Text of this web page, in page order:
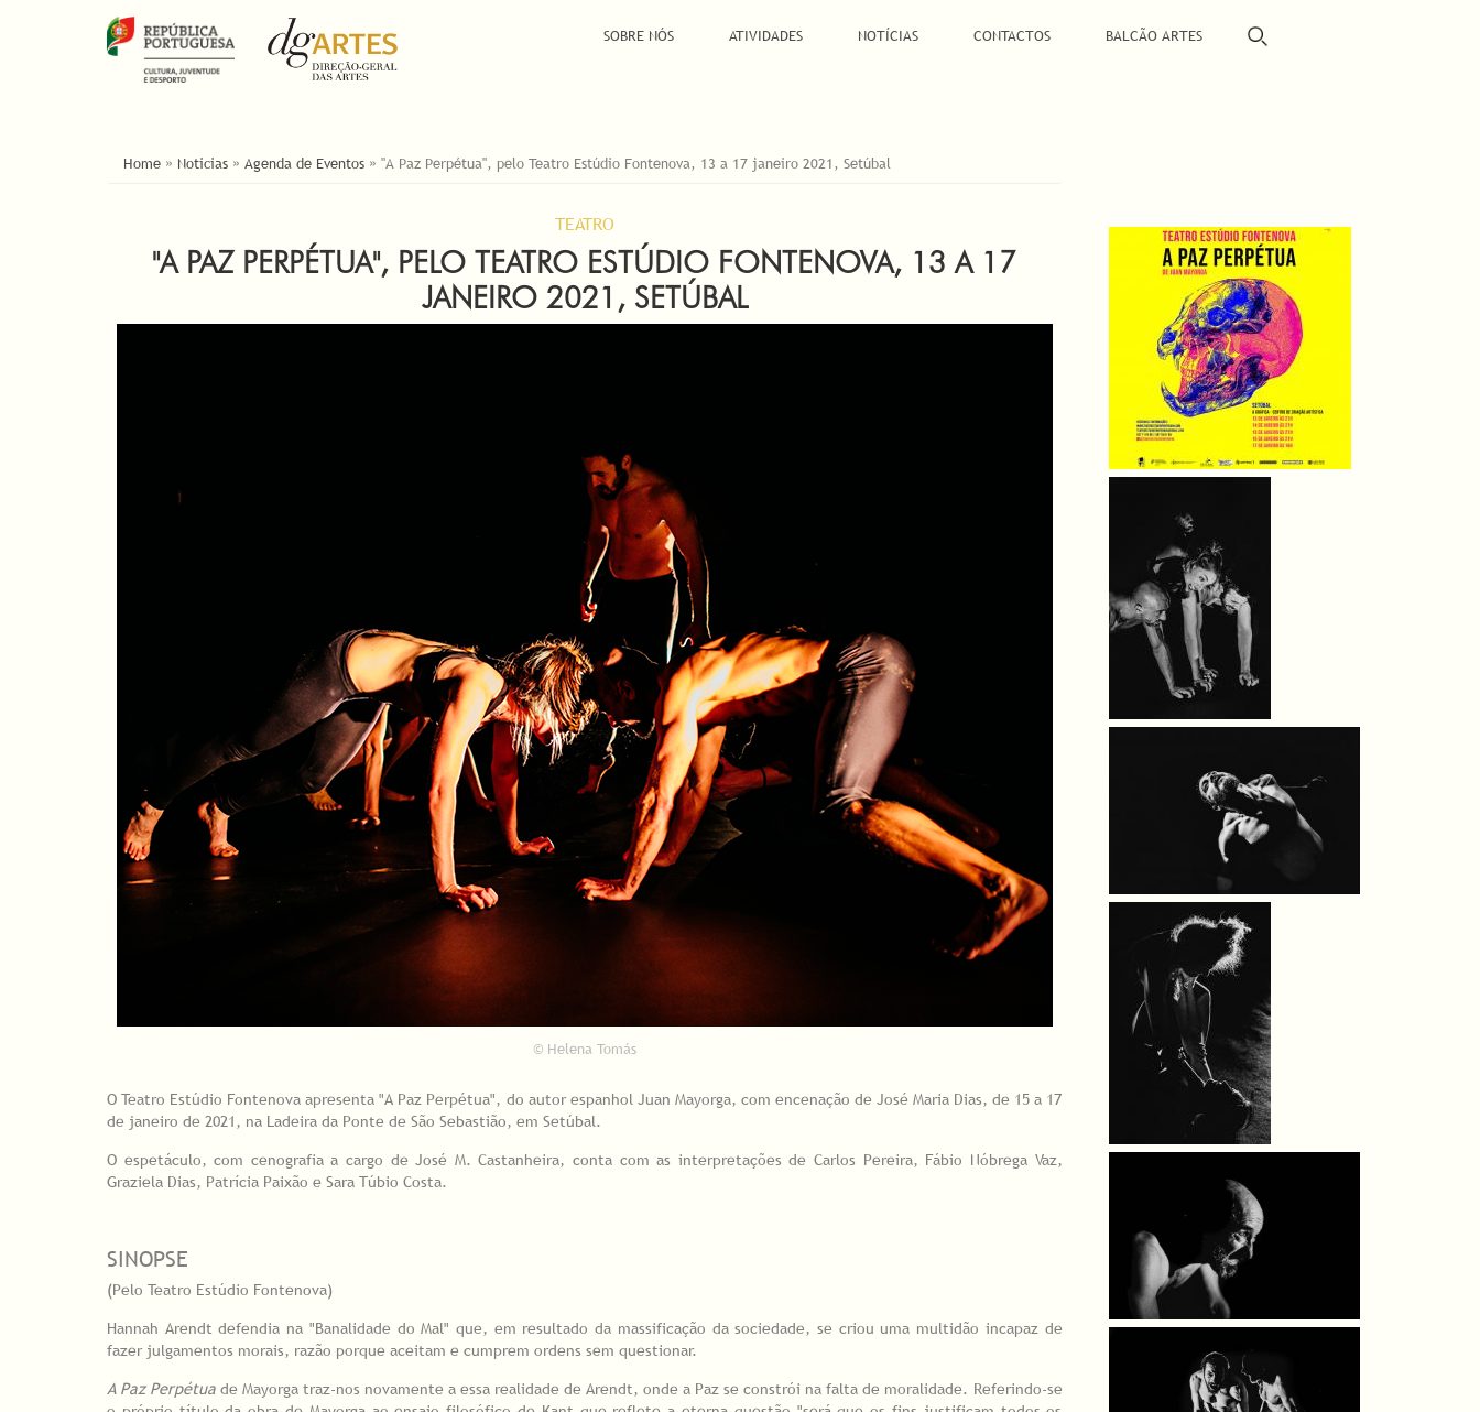
SOBRE NÓS ATIVIDADES NOTÍCIAS CONTACTOS BALCÃO ARTES
ESTÁ AQUI
Home » Noticias » Agenda de Eventos » "A Paz Perpétua", pelo Teatro Estúdio Fontenova, 13 a 17 janeiro 2021, Setúbal
TEATRO
"A PAZ PERPÉTUA", PELO TEATRO ESTÚDIO FONTENOVA, 13 A 17
JANEIRO 2021, SETÚBAL
© Helena Tomás
O Teatro Estúdio Fontenova apresenta "A Paz Perpétua", do autor espanhol Juan Mayorga, com encenação de José Maria Dias, de 15 a 17
de janeiro de 2021, na Ladeira da Ponte de São Sebastião, em Setúbal.
O espetáculo, com cenografia a cargo de José M. Castanheira, conta com as interpretações de Carlos Pereira, Fábio Nóbrega Vaz,
Graziela Dias, Patrícia Paixão e Sara Túbio Costa.
SINOPSE
(Pelo Teatro Estúdio Fontenova)
Hannah Arendt defendia na "Banalidade do Mal" que, em resultado da massificação da sociedade, se criou uma multidão incapaz de
fazer julgamentos morais, razão porque aceitam e cumprem ordens sem questionar.
A Paz Perpétua de Mayorga traz-nos novamente a essa realidade de Arendt, onde a Paz se constrói na falta de moralidade. Referindo-se